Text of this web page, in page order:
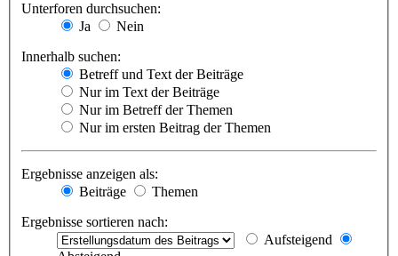
Unterforen durchsuchen:
Ja
Nein
Innerhalb suchen:
Betreff und Text der Beiträge
Nur im Text der Beiträge
Nur im Betreff der Themen
Nur im ersten Beitrag der Themen
Ergebnisse anzeigen als:
Beiträge
Themen
Ergebnisse sortieren nach:
Aufsteigend